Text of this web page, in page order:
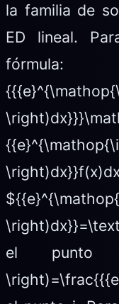
la familia de
ED lineal.
fórmula:
el